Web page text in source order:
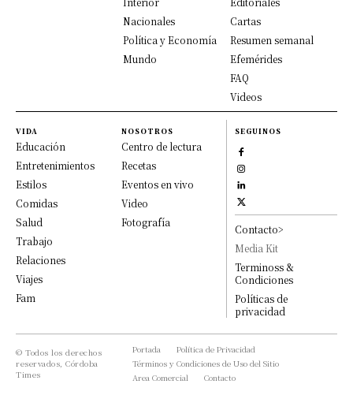
Nacionales
Política y Economía
Mundo
Cartas
Resumen semanal
Efemérides
FAQ
Videos
VIDA
Educación
Entretenimientos
Estilos
Comidas
Salud
Trabajo
Relaciones
Viajes
Fam
NOSOTROS
Centro de lectura
Recetas
Eventos en vivo
Video
Fotografía
SEGUINOS
Contacto>
Media Kit
Terminoss &
Condiciones
Políticas de
privacidad
© Todos los derechos
reservados, Córdoba
Times
Portada
Política de Privacidad
Términos y Condiciones de Uso del Sitio
Area Comercial
Contacto